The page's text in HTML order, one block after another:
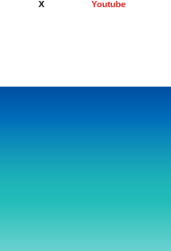
X Youtube